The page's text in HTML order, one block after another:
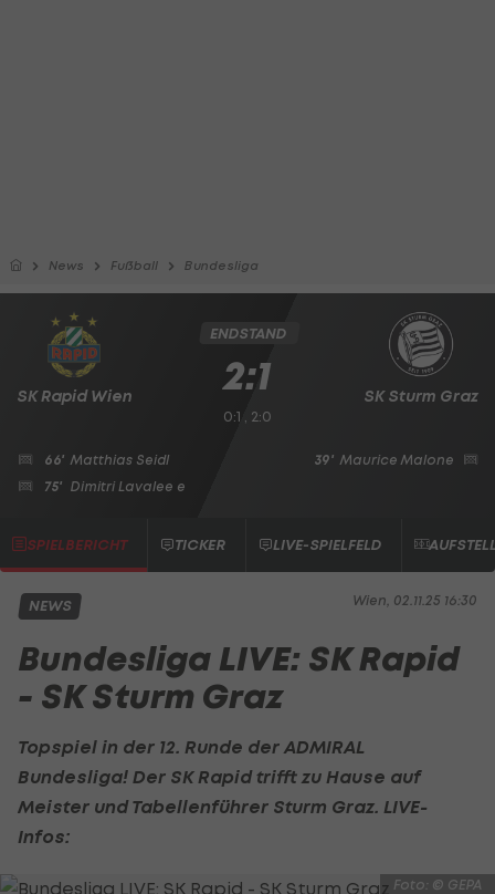
News Fußball Bundesliga
SK Rapid Wien SK Sturm Graz
ENDSTAND
2:1
0:1 , 2:0
66' Matthias Seidl
75' Dimitri Lavalee e
39' Maurice Malone
SPIELBERICHT TICKER LIVE-SPIELFELD
Wien, 02.11.25 16:30
NEWS
Bundesliga LIVE: SK Rapid
- SK Sturm Graz
Topspiel in der 12. Runde der ADMIRAL
Bundesliga! Der SK Rapid trifft zu Hause auf
Meister und Tabellenführer Sturm Graz. LIVE-
Infos:
Foto: © GEPA